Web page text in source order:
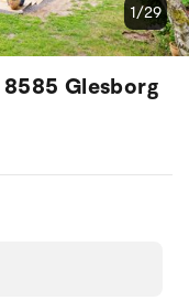
Glesborg
1/29